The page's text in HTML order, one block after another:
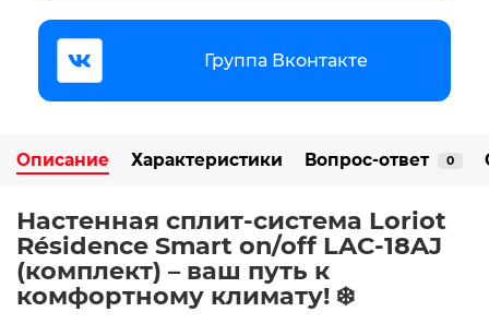
Группа Вконтакте
Описание Характеристики Вопрос-ответ 0
Настенная сплит-система Loriot
Résidence Smart on/off LAC-18AJ
(комплект) – ваш путь к
комфортному климату! ❄️